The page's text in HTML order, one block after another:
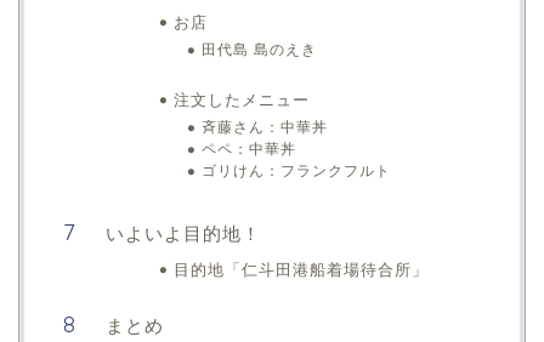
お店
田代島 島のえき
注文したメニュー
斉藤さん：中華丼
ペペ：中華丼
ゴリけん：フランクフルト
いよいよ目的地！
目的地「仁斗田港船着場待合所」
まとめ